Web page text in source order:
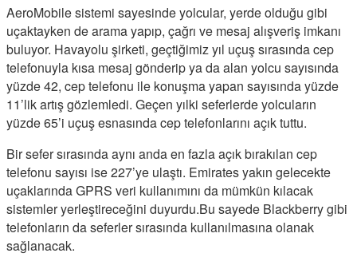
AeroMobile sistemi sayesinde yolcular, yerde olduğu gibi
uçaktayken de arama yapıp, çağrı ve mesaj alışveriş imkanı
buluyor. Havayolu şirketi, geçtiğimiz yıl uçuş sırasında cep
telefonuyla kısa mesaj gönderip ya da alan yolcu sayısında
yüzde 42, cep telefonu ile konuşma yapan sayısında yüzde
11’lik artış gözlemledi. Geçen yılki seferlerde yolcuların
yüzde 65’i uçuş esnasında cep telefonlarını açık tuttu.
Bir sefer sırasında aynı anda en fazla açık bırakılan cep
telefonu sayısı ise 227’ye ulaştı. Emirates yakın gelecekte
uçaklarında GPRS veri kullanımını da mümkün kılacak
sistemler yerleştireceğini duyurdu.Bu sayede Blackberry gibi
telefonların da seferler sırasında kullanılmasına olanak
sağlanacak.